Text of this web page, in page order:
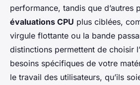
performance, tandis que d’autres
évaluations CPU plus ciblées,
virgule flottante ou la bande
distinctions permettent de choisir
besoins spécifiques de votre
le travail des utilisateurs, qu’ils